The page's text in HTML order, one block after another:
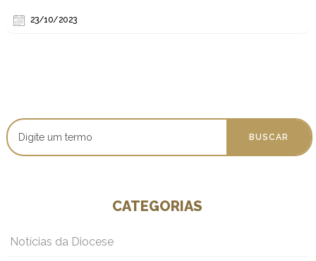
23/10/2023
CATEGORIAS
Notícias da Diocese